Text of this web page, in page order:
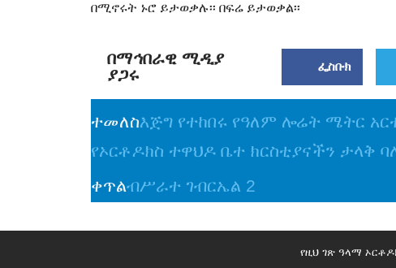
በሚኖሩት ኑሮ ይታወቃሉ፡፡ በፍሬ ይታወቃል፡፡
በማኅበራዊ ሚዲያ
ያጋሩ
ፌስቡክ
ተመለስእጅግ የተከበሩ የዓለም ሎሬት ሜትር
የኦርቶዶክስ ተዋህዶ ቤተ ክርስቲያናችን ታላቅ
ቀጥልብሥራተ ገብርኤል 2
የዚህ ገጽ ዓላማ